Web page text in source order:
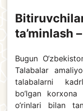
ta’minlash
Bugun
Talabalar
talabalarni
bo‘lgan
o‘rinlari bilan